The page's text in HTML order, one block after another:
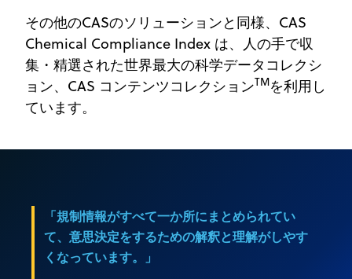
その他のCASのソリューションと同様、CAS
Chemical Compliance Index は、人の手で収
集・精選された世界最大の科学データコレクシ
ョン、CAS コンテンツコレクションTMを利用し
ています。
「規制情報がすべて一か所にまとめられてい
て、意思決定をするための解釈と理解がしやす
くなっています。」